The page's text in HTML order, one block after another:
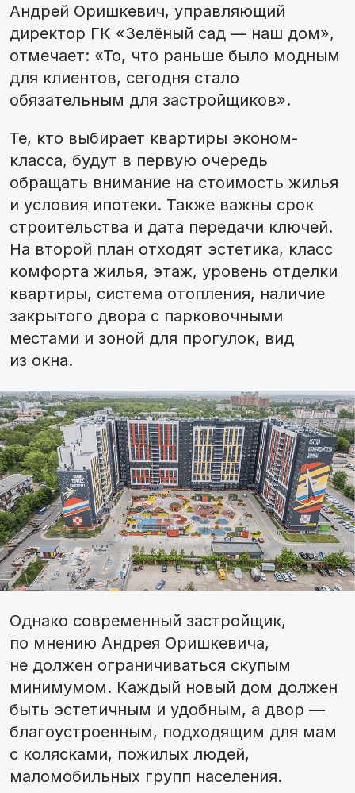
Андрей Оришкевич, управляющий
директор ГК «Зелёный сад — наш дом»,
отмечает: «То, что раньше было модным
для клиентов, сегодня стало
обязательным для застройщиков».
Те, кто выбирает квартиры эконом-
класса, будут в первую очередь
обращать внимание на стоимость жилья
и условия ипотеки. Также важны срок
строительства и дата передачи ключей.
На второй план отходят эстетика, класс
комфорта жилья, этаж, уровень отделки
квартиры, система отопления, наличие
закрытого двора с парковочными
местами и зоной для прогулок, вид
из окна.
Однако современный застройщик,
по мнению Андрея Оришкевича,
не должен ограничиваться скупым
минимумом. Каждый новый дом должен
быть эстетичным и удобным, а двор —
благоустроенным, подходящим для мам
с колясками, пожилых людей,
маломобильных групп населения.